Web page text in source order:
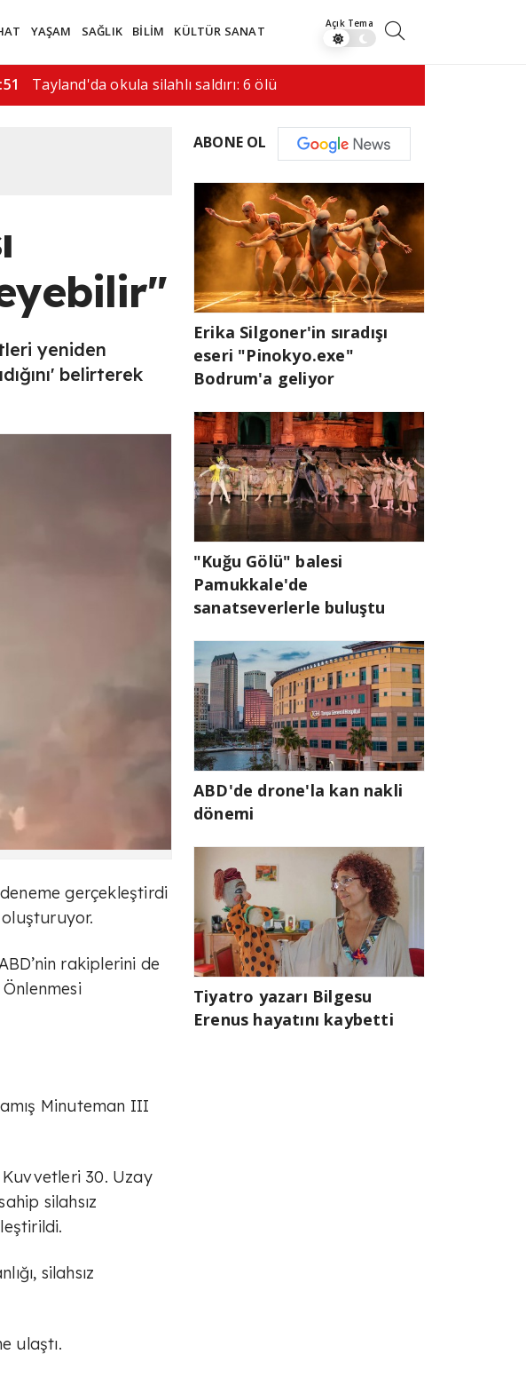
YAŞAM SAĞLIK BİLİM KÜLTÜR SANAT
"İran'a askeri saldırı hala bir…
yeniden
belirterek
gerçekleştirdi
oluşturuyor.
rakiplerini de
Minuteman III
30. Uzay
silahsız
silahsız
ulaştı.
ABONE OL
Erika Silgoner'in sıradışı
eseri "Pinokyo.exe"
Bodrum'a geliyor
"Kuğu Gölü" balesi
Pamukkale'de
sanatseverlerle buluştu
ABD'de drone'la kan nakli
dönemi
Tiyatro yazarı Bilgesu
Erenus hayatını kaybetti